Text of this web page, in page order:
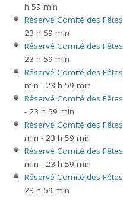
h 59 min
Réservé Comité des Fêtes
23 h 59 min
Réservé Comité des Fêtes
23 h 59 min
Réservé Comité des Fêtes
min - 23 h 59 min
Réservé Comité des Fêtes
- 23 h 59 min
Réservé Comité des Fêtes
min - 23 h 59 min
Réservé Comité des Fêtes
min - 23 h 59 min
Réservé Comité des Fêtes
23 h 59 min